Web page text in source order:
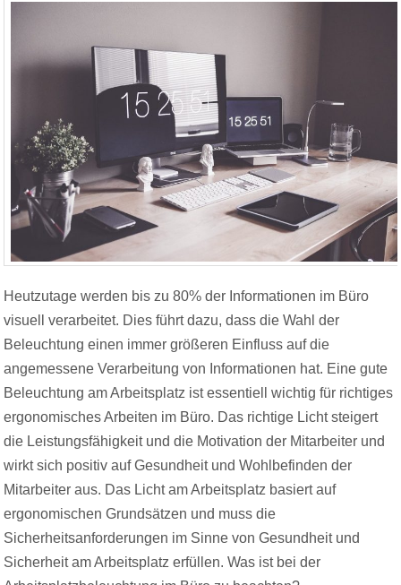
Heutzutage werden bis zu 80% der Informationen im Büro
visuell verarbeitet. Dies führt dazu, dass die Wahl der
Beleuchtung einen immer größeren Einfluss auf die
angemessene Verarbeitung von Informationen hat. Eine gute
Beleuchtung am Arbeitsplatz ist essentiell wichtig für richtiges
ergonomisches Arbeiten im Büro. Das richtige Licht steigert
die Leistungsfähigkeit und die Motivation der Mitarbeiter und
wirkt sich positiv auf Gesundheit und Wohlbefinden der
Mitarbeiter aus. Das Licht am Arbeitsplatz basiert auf
ergonomischen Grundsätzen und muss die
Sicherheitsanforderungen im Sinne von Gesundheit und
Sicherheit am Arbeitsplatz erfüllen. Was ist bei der